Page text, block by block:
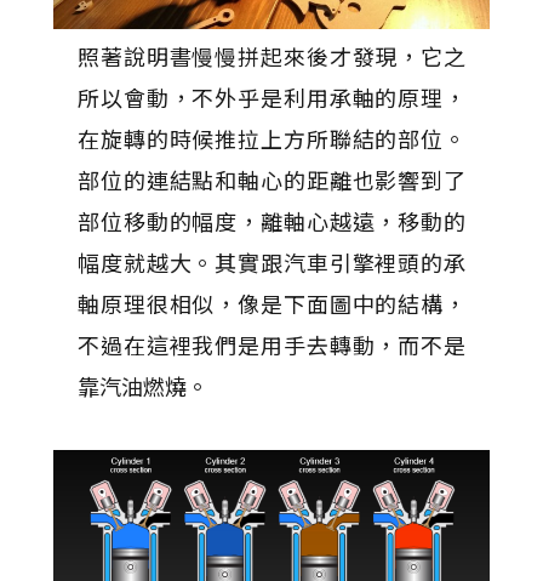
照著說明書慢慢拼起來後才發現，它之
所以會動，不外乎是利用承軸的原理，
在旋轉的時候推拉上方所聯結的部位。
部位的連結點和軸心的距離也影響到了
部位移動的幅度，離軸心越遠，移動的
幅度就越大。其實跟汽車引擎裡頭的承
軸原理很相似，像是下面圖中的結構，
不過在這裡我們是用手去轉動，而不是
靠汽油燃燒。